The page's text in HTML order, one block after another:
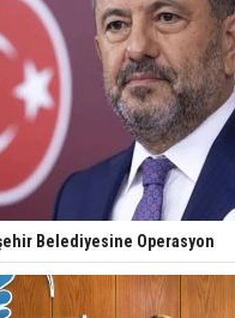
Belediyesine Operasyon